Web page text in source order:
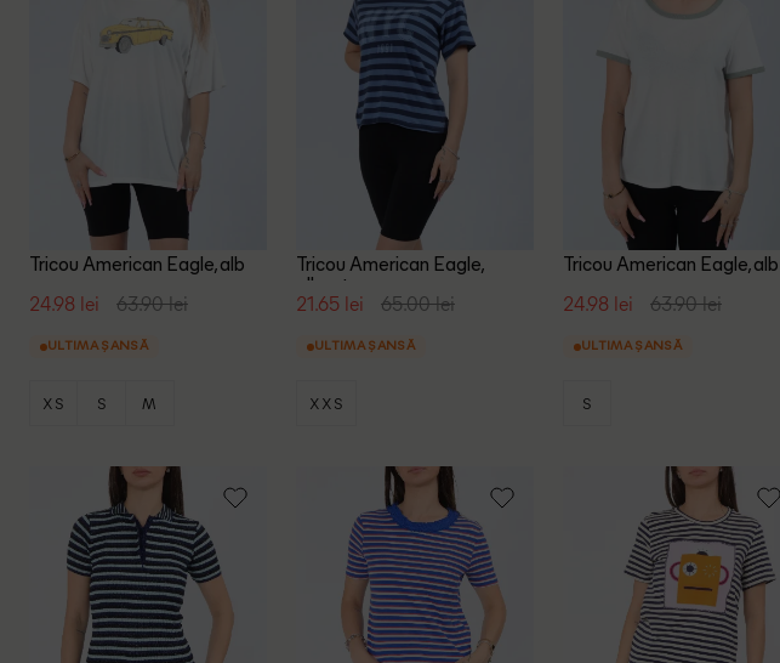
Tricou American Eagle, alb
24.98 lei 63.90 lei
ULTIMA ȘANSĂ
XS S M
Tricou American Eagle,
albastru
21.65 lei 65.00 lei
ULTIMA ȘANSĂ
XXS
Tricou American Eagle, alb
24.98 lei 63.90 lei
ULTIMA ȘANSĂ
S